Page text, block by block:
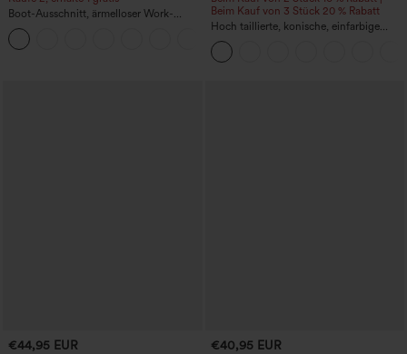
Boot-Ausschnitt, ärmelloser Work-
Jumpsuit mit seitlicher Bindung,
kühlender Cool-Touch-Effekt, gestreift
und mit Taschen – Easy Peezy Edition
Beim Kauf von 3 Stück 20 % Rabatt
Hoch taillierte, konische, einfarbige
Anzughose mit Seitentaschen
€44,95 EUR €40,95 EUR